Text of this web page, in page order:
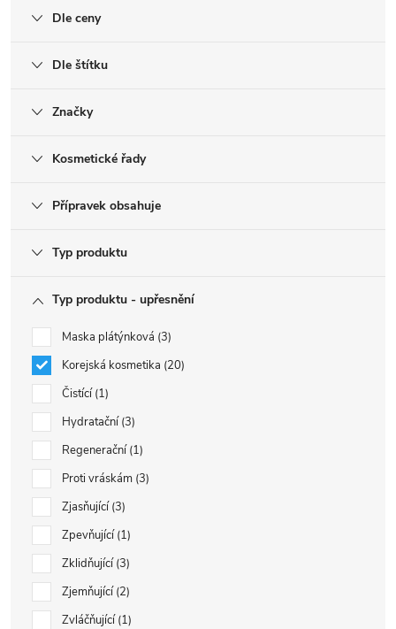
Dle ceny
Dle štítku
Značky
Kosmetické řady
Přípravek obsahuje
Typ produktu
Typ produktu - upřesnění
Maska plátýnková 3
Korejská kosmetika 20
Čistící 1
Hydratační 3
Regenerační 1
Proti vráskám 3
Zjasňující 3
Zpevňující 1
Zklidňující 3
Zjemňující 2
Zvláčňující 1